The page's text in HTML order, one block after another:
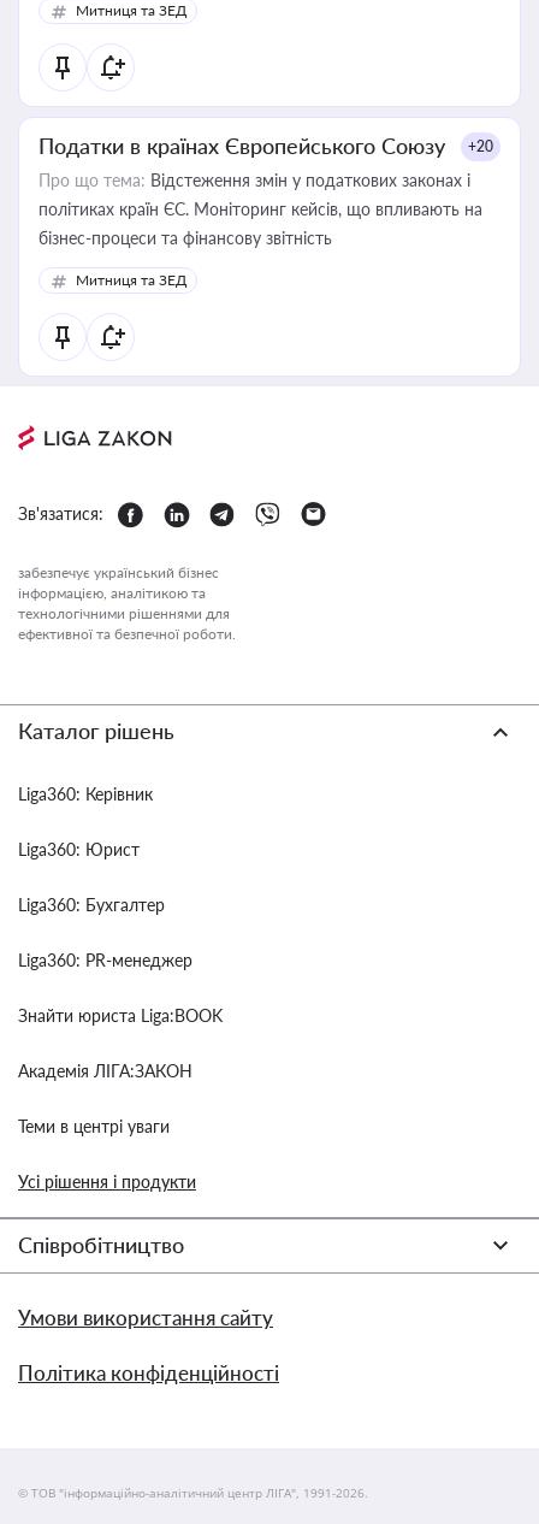
Митниця та ЗЕД
Податки в країнах Європейського Союзу +20
Про що тема: Відстеження змін у податкових законах і
політиках країн ЄС. Моніторинг кейсів, що впливають на
бізнес-процеси та фінансову звітність
Митниця та ЗЕД
Зв'язатися:
забезпечує український бізнес
інформацією, аналітикою та
технологічними рішеннями для
ефективної та безпечної роботи.
Каталог рішень
Liga360: Керівник
Liga360: Юрист
Liga360: Бухгалтер
Liga360: PR-менеджер
Знайти юриста Liga:BOOK
Академія ЛІГА:ЗАКОН
Теми в центрі уваги
Усі рішення і продукти
Співробітництво
Умови використання сайту
Політика конфіденційності
© ТОВ "інформаційно-аналітичний центр ЛІГА", 1991-2026.